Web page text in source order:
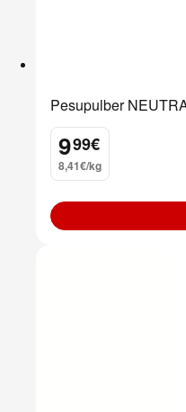
Pesupulber
9
. 99€
8,41€/kg